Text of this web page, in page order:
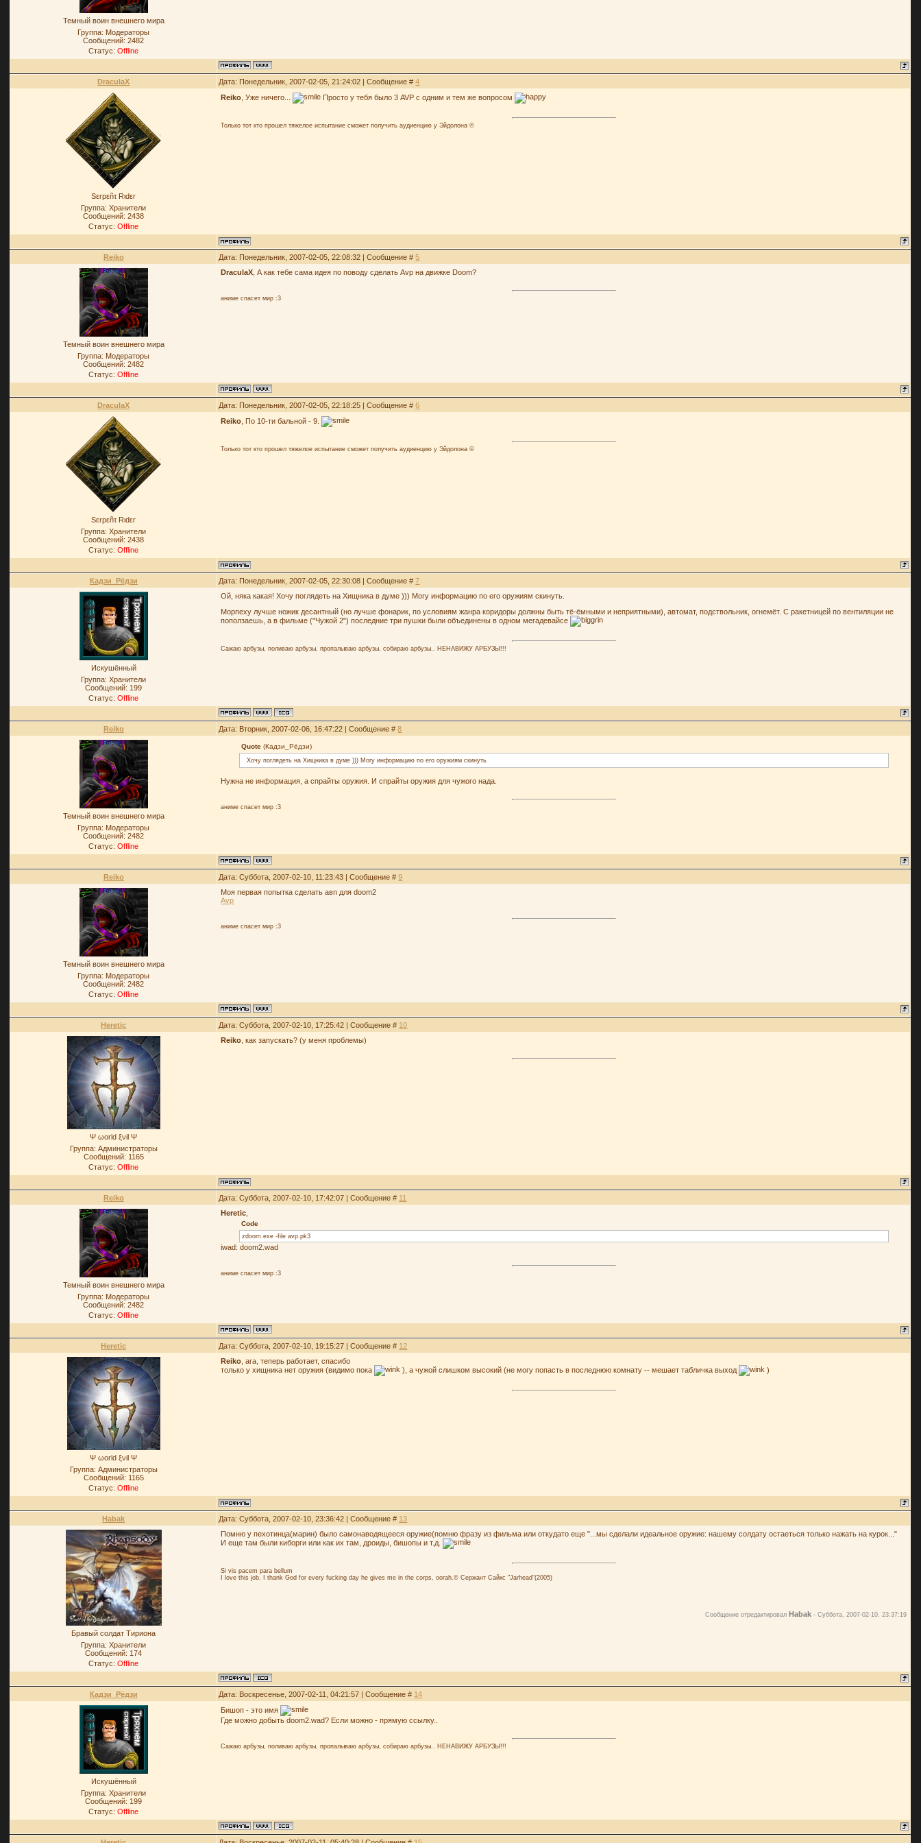
Темный воин внешнего мира
Группа: Модераторы
Сообщений:2482
Статус:Offline
DraculaX Дата: Понедельник, 2007-02-05, 21:24:02 | Сообщение #4
Sεrpεñτ Rιdεr
Группа: Хранители
Сообщений:2438
Статус:Offline
Reiko , Уже ничего... Просто у тебя было 3 AVP с одним и тем же вопросом
Только тот кто прошел тяжелое испытание сможет получить аудиенцию у Эйдолона ©
Reiko Дата: Понедельник, 2007-02-05, 22:08:32 | Сообщение #5
Темный воин внешнего мира
Группа: Модераторы
Сообщений:2482
Статус:Offline
DraculaX , А как тебе сама идея по поводу сделать Avp на движке Doom?
аниме спасет мир :3
DraculaX Дата: Понедельник, 2007-02-05, 22:18:25 | Сообщение #6
Sεrpεñτ Rιdεr
Группа: Хранители
Сообщений:2438
Статус:Offline
Reiko , По 10-ти бальной - 9.
Только тот кто прошел тяжелое испытание сможет получить аудиенцию у Эйдолона ©
Кадзи_Рёдзи Дата: Понедельник, 2007-02-05, 22:30:08 | Сообщение #7
Искушённый
Группа: Хранители
Сообщений: 199
Статус:Offline
Ой, няка какая! Хочу поглядеть на Хищника в думе ))) Могу информацию по его оружиям скинуть.
Морпеху лучше ножик десантный (но лучше фонарик, по условиям жанра коридоры должны быть тё-ёмными и неприятными), автомат, подствольник, огнемёт. С ракетницей по вентиляции не
поползаешь, а в фильме ("Чужой 2") последние три пушки были объединены в одном мегадевайсе
Сажаю арбузы, поливаю арбузы, пропалываю арбузы, собираю арбузы.. НЕНАВИЖУ АРБУЗЫ!!!
Reiko Дата: Вторник, 2007-02-06, 16:47:22 | Сообщение #8
Темный воин внешнего мира
Группа: Модераторы
Сообщений:2482
Статус:Offline
Quote(Кадзи_Рёдзи)
Хочу поглядеть на Хищника в думе ))) Могу информацию по его оружиям скинуть
Нужна не информация, а спрайты оружия. И спрайты оружия для чужого нада.
аниме спасет мир :3
Reiko Дата: Суббота, 2007-02-10, 11:23:43 | Сообщение #9
Темный воин внешнего мира
Группа: Модераторы
Сообщений:2482
Статус:Offline
Моя первая попытка сделать авп для doom2
Avp
аниме спасет мир :3
Heretic Дата: Суббота, 2007-02-10, 17:25:42 | Сообщение # 10
Ψ ωοrld ξνil Ψ
Группа: Администраторы
Сообщений: 1165
Статус:Offline
Reiko , как запускать? (у меня проблемы)
Reiko Дата: Суббота, 2007-02-10, 17:42:07 | Сообщение # 11
Темный воин внешнего мира
Группа: Модераторы
Сообщений:2482
Статус:Offline
Heretic
Code
zdoom.exe -file avp.pk3
iwad: doom2.wad
аниме спасет мир :3
Heretic Дата: Суббота, 2007-02-10, 19:15:27 | Сообщение # 12
Ψ ωοrld ξνil Ψ
Группа: Администраторы
Сообщений: 1165
Статус:Offline
Reiko , ага, теперь работает, спасибо
только у хищника нет оружия (видимо пока
), а чужой слишком высокий (не могу попасть в последнюю комнату -- мешает табличка выход )
Habak Дата: Суббота, 2007-02-10, 23:36:42 | Сообщение # 13
Бравый солдат Тириона
Группа: Хранители
Сообщений: 174
Статус:Offline
Помню у пехотинца(марин) было самонаводящееся оружие(помню фразу из фильма или откудато еще "...мы сделали идеальное оружие: нашему солдату остаеться только нажать на курок..."
И еще там были киборги или как их там, дроиды, бишопы и т.д.
Si vis pacem para bellum
I love this job. I thank God for every fucking day he gives me in the corps, oorah.© Сержант Сайкс "Jarhead"(2005)
Сообщение отредактировал Habak -Суббота, 2007-02-10, 23:37:19
Кадзи_Рёдзи Дата: Воскресенье, 2007-02-11, 04:21:57 | Сообщение # 14
Искушённый
Группа: Хранители
Сообщений: 199
Статус:Offline
Бишоп - это имя
Где можно добыть doom2.wad? Если можно - прямую ссылку..
Сажаю арбузы, поливаю арбузы, пропалываю арбузы, собираю арбузы.. НЕНАВИЖУ АРБУЗЫ!!!